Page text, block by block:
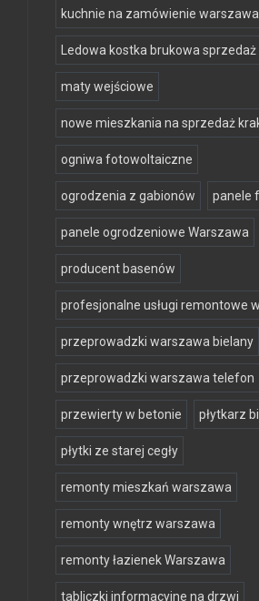
kuchnie na zamówienie warszawa
Ledowa kostka brukowa sprzedaż
maty wejściowe
nowe mieszkania na sprzedaż
ogniwa fotowoltaiczne
ogrodzenia z gabionów panele
panele ogrodzeniowe Warszawa
producent basenów
profesjonalne usługi remontowe
przeprowadzki warszawa bielany
przeprowadzki warszawa telefon
przewierty w betonie płytkarz
płytki ze starej cegły
remonty mieszkań warszawa
remonty wnętrz warszawa
remonty łazienek Warszawa
tabliczki informacyjne na drzwi